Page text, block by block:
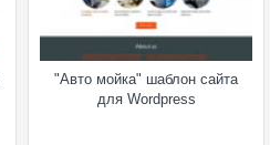
"Авто мойка" шаблон сайта
для Wordpress